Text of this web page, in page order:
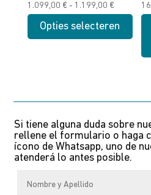
productpagina
1.099,00 € - 1.199,00 €
tot
1.199,00 €
Opties selecteren
Deze
optie
kan
worden
Si tiene alguna duda sobre
rellene el formulario o haga
ícono de Whatsapp, uno de
atenderá lo antes posible.